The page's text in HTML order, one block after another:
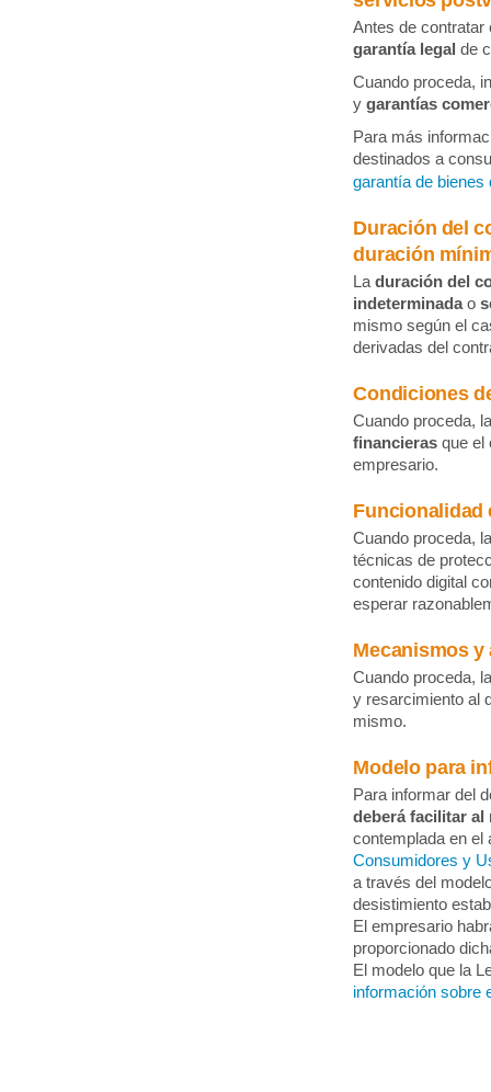
Antes de
garantía legal de
Cuando proceda,
ygarantías
Para más
destinados a
garantía de bienes
Duración del
duración
Laduración del
indeterminadao
mismo según el
derivadas del
Condiciones
Cuando proceda,
financieras que el
empresario.
Funcionalidad
Cuando proceda,
técnicas de
contenido digital
esperar
Mecanismos
Cuando proceda,
y resarcimiento al
mismo.
Modelo para
Para informar del
deberá facilitar al
contemplada en el
Consumidores y
a través del
desistimiento
El empresario
proporcionado
El modelo que la
información sobre